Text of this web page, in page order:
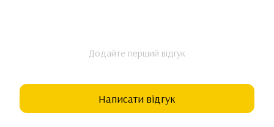
Додайте перший відгук
Написати відгук